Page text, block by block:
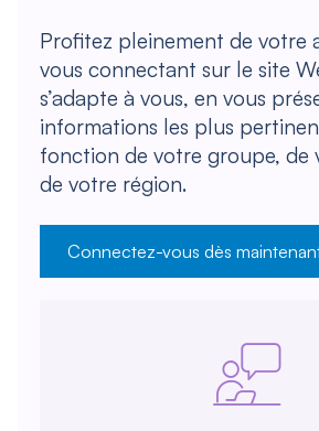
Profitez pleinement de votre
vous connectant sur le site
s’adapte à vous, en vous
informations les plus
fonction de votre groupe, de
de votre région.
Connectez-vous dès